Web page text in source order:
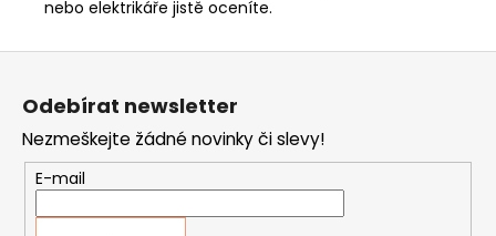
nebo elektrikáře jistě oceníte.
Z
Odebírat newsletter
Nezmeškejte žádné novinky či slevy!
E-mail